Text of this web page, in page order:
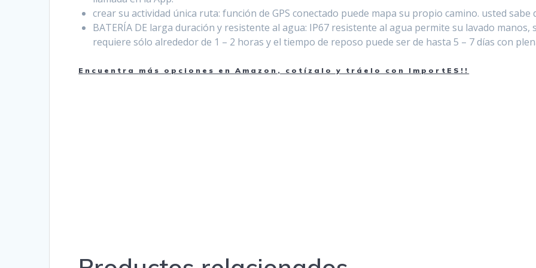
crear su actividad única ruta: función de GPS conectado puede mapa su propio camino. usted sabe
BATERÍA DE larga duración y resistente al agua: IP67 resistente al agua permite su lavado
requiere sólo alrededor de 1 – 2 horas y el tiempo de reposo puede ser de hasta 5 – 7 días con
Encuentra más opciones en Amazon, cotízalo y tráelo con ImportES!!